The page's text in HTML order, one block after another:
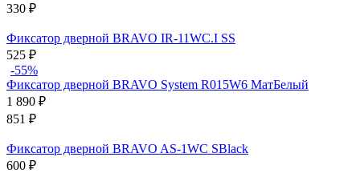
330 ₽
Фиксатор дверной BRAVO IR-11WC.I SS
525 ₽
-55%
Фиксатор дверной BRAVO System R015W6 МатБелый
1 890 ₽
851 ₽
Фиксатор дверной BRAVO AS-1WC SBlack
600 ₽